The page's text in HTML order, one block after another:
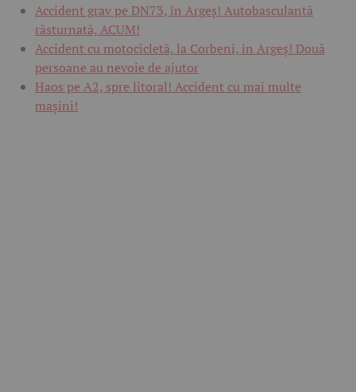
Accident grav pe DN73, în Argeș! Autobasculantă
răsturnată, ACUM!
Accident cu motocicletă, la Corbeni, în Argeș! Două
persoane au nevoie de ajutor
Haos pe A2, spre litoral! Accident cu mai multe
mașini!